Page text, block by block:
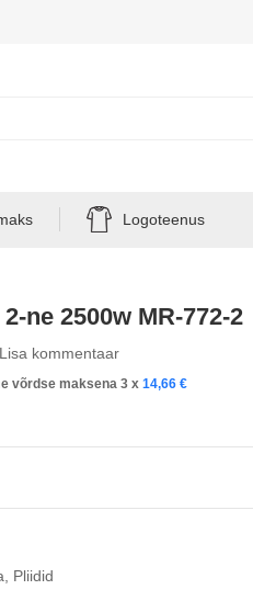
Logoteenus
ne 2500w MR-772-2
Lisa kommentaar
võrdse maksena 3 x 14,66 €
, Pliidid